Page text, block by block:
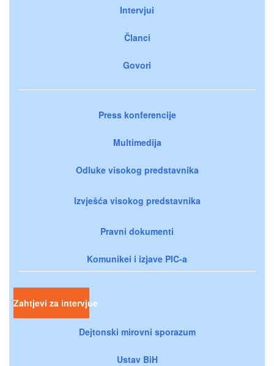
Intervjui
Članci
Govori
Press konferencije
Multimedija
Odluke visokog predstavnika
Izvješća visokog predstavnika
Pravni dokumenti
Komunikei i izjave PIC-a
Zahtjevi za intervjue
Dejtonski mirovni sporazum
Ustav BiH